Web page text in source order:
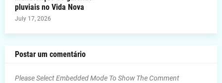
pluviais no Vida Nova
July 17, 2026
Postar um comentário
Please Select Embedded Mode To Show The Comment